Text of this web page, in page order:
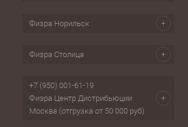
Физра Норильск
Физра Столица
+7 (950) 001-61-19
Физра Центр Дистрибьюции
Москва (отгрузка от 50 000 руб)